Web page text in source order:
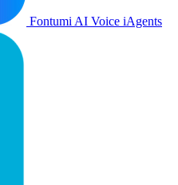
Fontumi AI Voice iAgents